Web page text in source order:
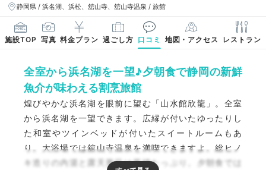
静岡県 / 浜名湖、浜松、舘山寺、舘山寺温泉 / 旅館
施設TOP 写真 料金プラン 過ごし方 口コミ 地図・アクセス レストラン
全室から浜名湖を一望♪夕朝食で静岡の新鮮
魚介が味わえる割烹旅館
煌びやかな浜名湖を眼前に望む「山水館欣龍」。全室
から浜名湖を一望できます。広縁が付いたゆったりし
た和室やツインベッドが付いたスイートルームもあ
り。大浴場では舘山寺温泉を満喫できますよ。総ヒノ
キ造りの内湯と露天風呂は風情たっぷり。夕朝食では